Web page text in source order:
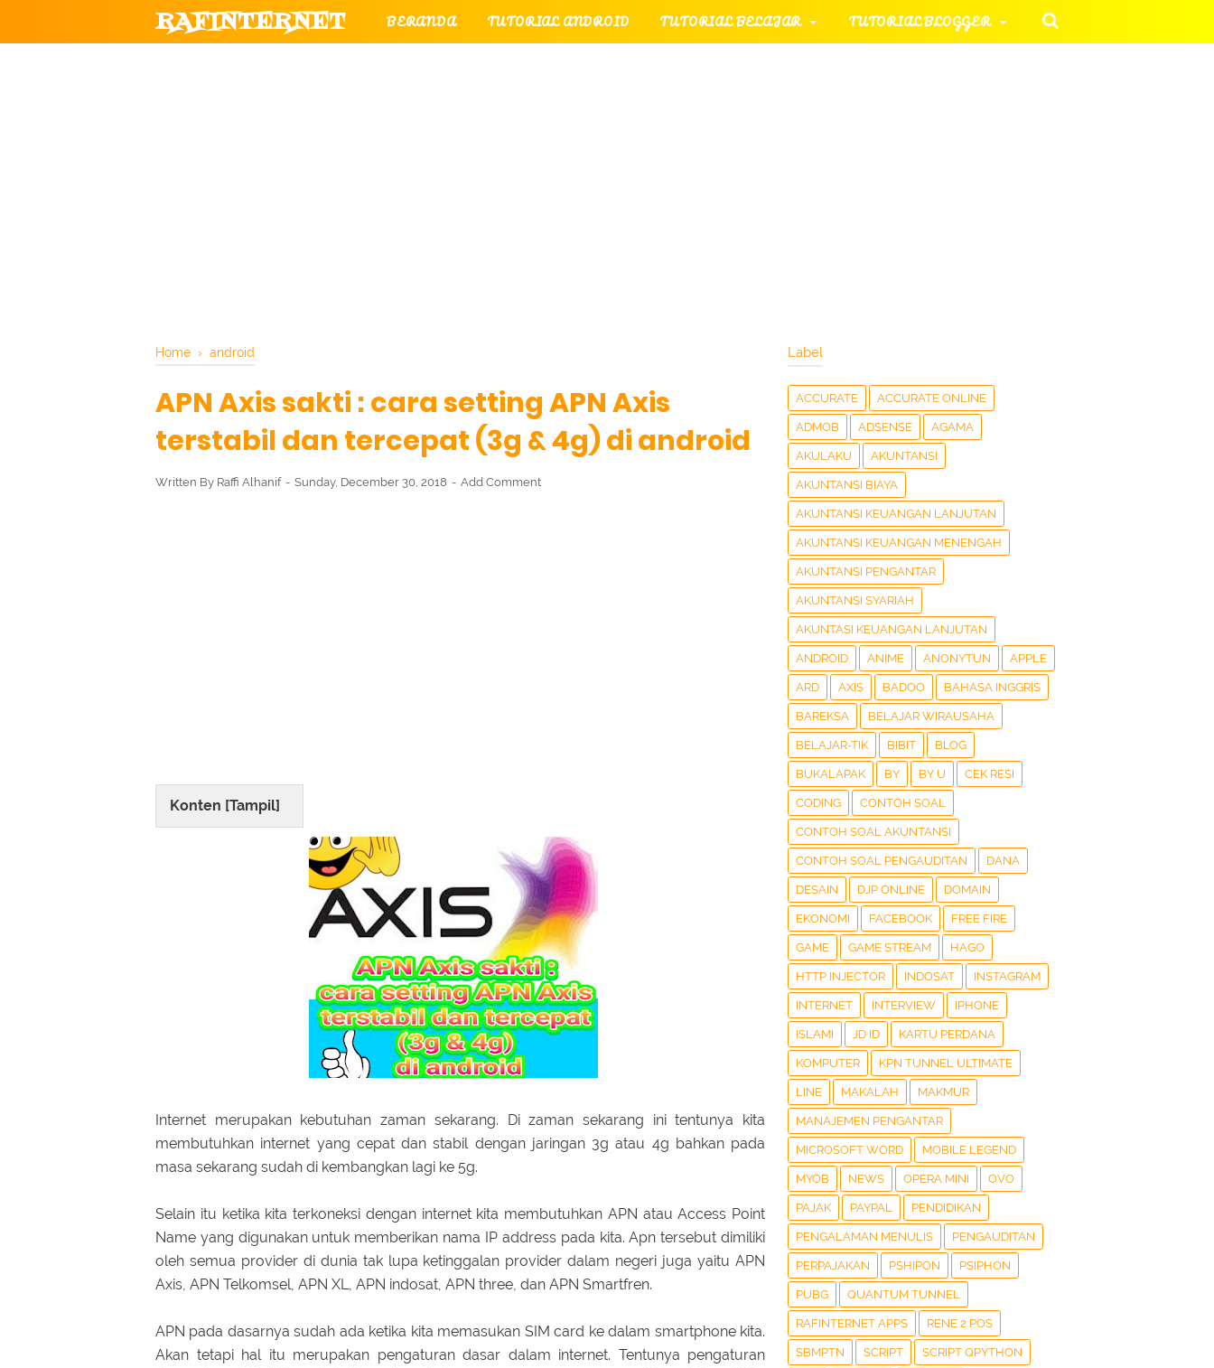
RAFINTERNET BERANDA TUTORIAL ANDROID TUTORIAL BELAJAR TUTORIAL BLOGGER
Home › android
APN Axis sakti : cara setting APN Axis
terstabil dan tercepat (3g & 4g) di android
Written By Raffi Alhanif Sunday, December 30, 2018 Add Comment
Konten [Tampil]
Internet merupakan kebutuhan zaman sekarang. Di zaman sekarang ini tentunya kita
membutuhkan internet yang cepat dan stabil dengan jaringan 3g atau 4g bahkan pada
masa sekarang sudah di kembangkan lagi ke 5g.
Selain itu ketika kita terkoneksi dengan internet kita membutuhkan APN atau Access Point
Name yang digunakan untuk memberikan nama IP address pada kita. Apn tersebut dimiliki
oleh semua provider di dunia tak lupa ketinggalan provider dalam negeri juga yaitu APN
Axis, APN Telkomsel, APN XL, APN indosat, APN three, dan APN Smartfren.
APN pada dasarnya sudah ada ketika kita memasukan SIM card ke dalam smartphone kita.
Akan tetapi hal itu merupakan pengaturan dasar dalam internet. Tentunya pengaturan
Label
ACCURATE ACCURATE ONLINE
ADMOB ADSENSE AGAMA
AKULAKU AKUNTANSI
AKUNTANSI BIAYA
AKUNTANSI KEUANGAN LANJUTAN
AKUNTANSI KEUANGAN MENENGAH
AKUNTANSI PENGANTAR
AKUNTANSI SYARIAH
AKUNTASI KEUANGAN LANJUTAN
ANDROID ANIME ANONYTUN APPLE
ARD AXIS BADOO BAHASA INGGRIS
BAREKSA BELAJAR WIRAUSAHA
BELAJAR-TIK BIBIT BLOG
BUKALAPAK BY BY U CEK RESI
CODING CONTOH SOAL
CONTOH SOAL AKUNTANSI
CONTOH SOAL PENGAUDITAN DANA
DESAIN DJP ONLINE DOMAIN
EKONOMI FACEBOOK FREE FIRE
GAME GAME STREAM HAGO
HTTP INJECTOR INDOSAT INSTAGRAM
INTERNET INTERVIEW IPHONE
ISLAMI JD ID KARTU PERDANA
KOMPUTER KPN TUNNEL ULTIMATE
LINE MAKALAH MAKMUR
MANAJEMEN PENGANTAR
MICROSOFT WORD MOBILE LEGEND
MYOB NEWS OPERA MINI OVO
PAJAK PAYPAL PENDIDIKAN
PENGALAMAN MENULIS PENGAUDITAN
PERPAJAKAN PSHIPON PSIPHON
PUBG QUANTUM TUNNEL
RAFINTERNET APPS RENE 2 POS
SBMPTN SCRIPT SCRIPT QPYTHON